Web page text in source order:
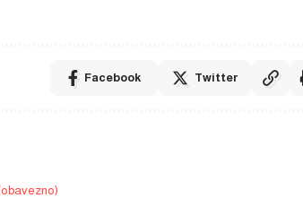
Facebook Twitter